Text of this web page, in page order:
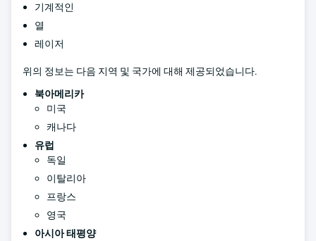
기계적인
열
레이저
위의 정보는 다음 지역 및 국가에 대해 제공되었습니다.
북아메리카
미국
캐나다
유럽
독일
이탈리아
프랑스
영국
아시아 태평양